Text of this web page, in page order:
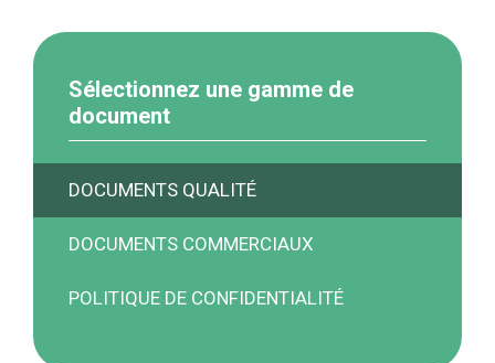
Sélectionnez une gamme de
document
DOCUMENTS QUALITÉ
DOCUMENTS COMMERCIAUX
POLITIQUE DE CONFIDENTIALITÉ